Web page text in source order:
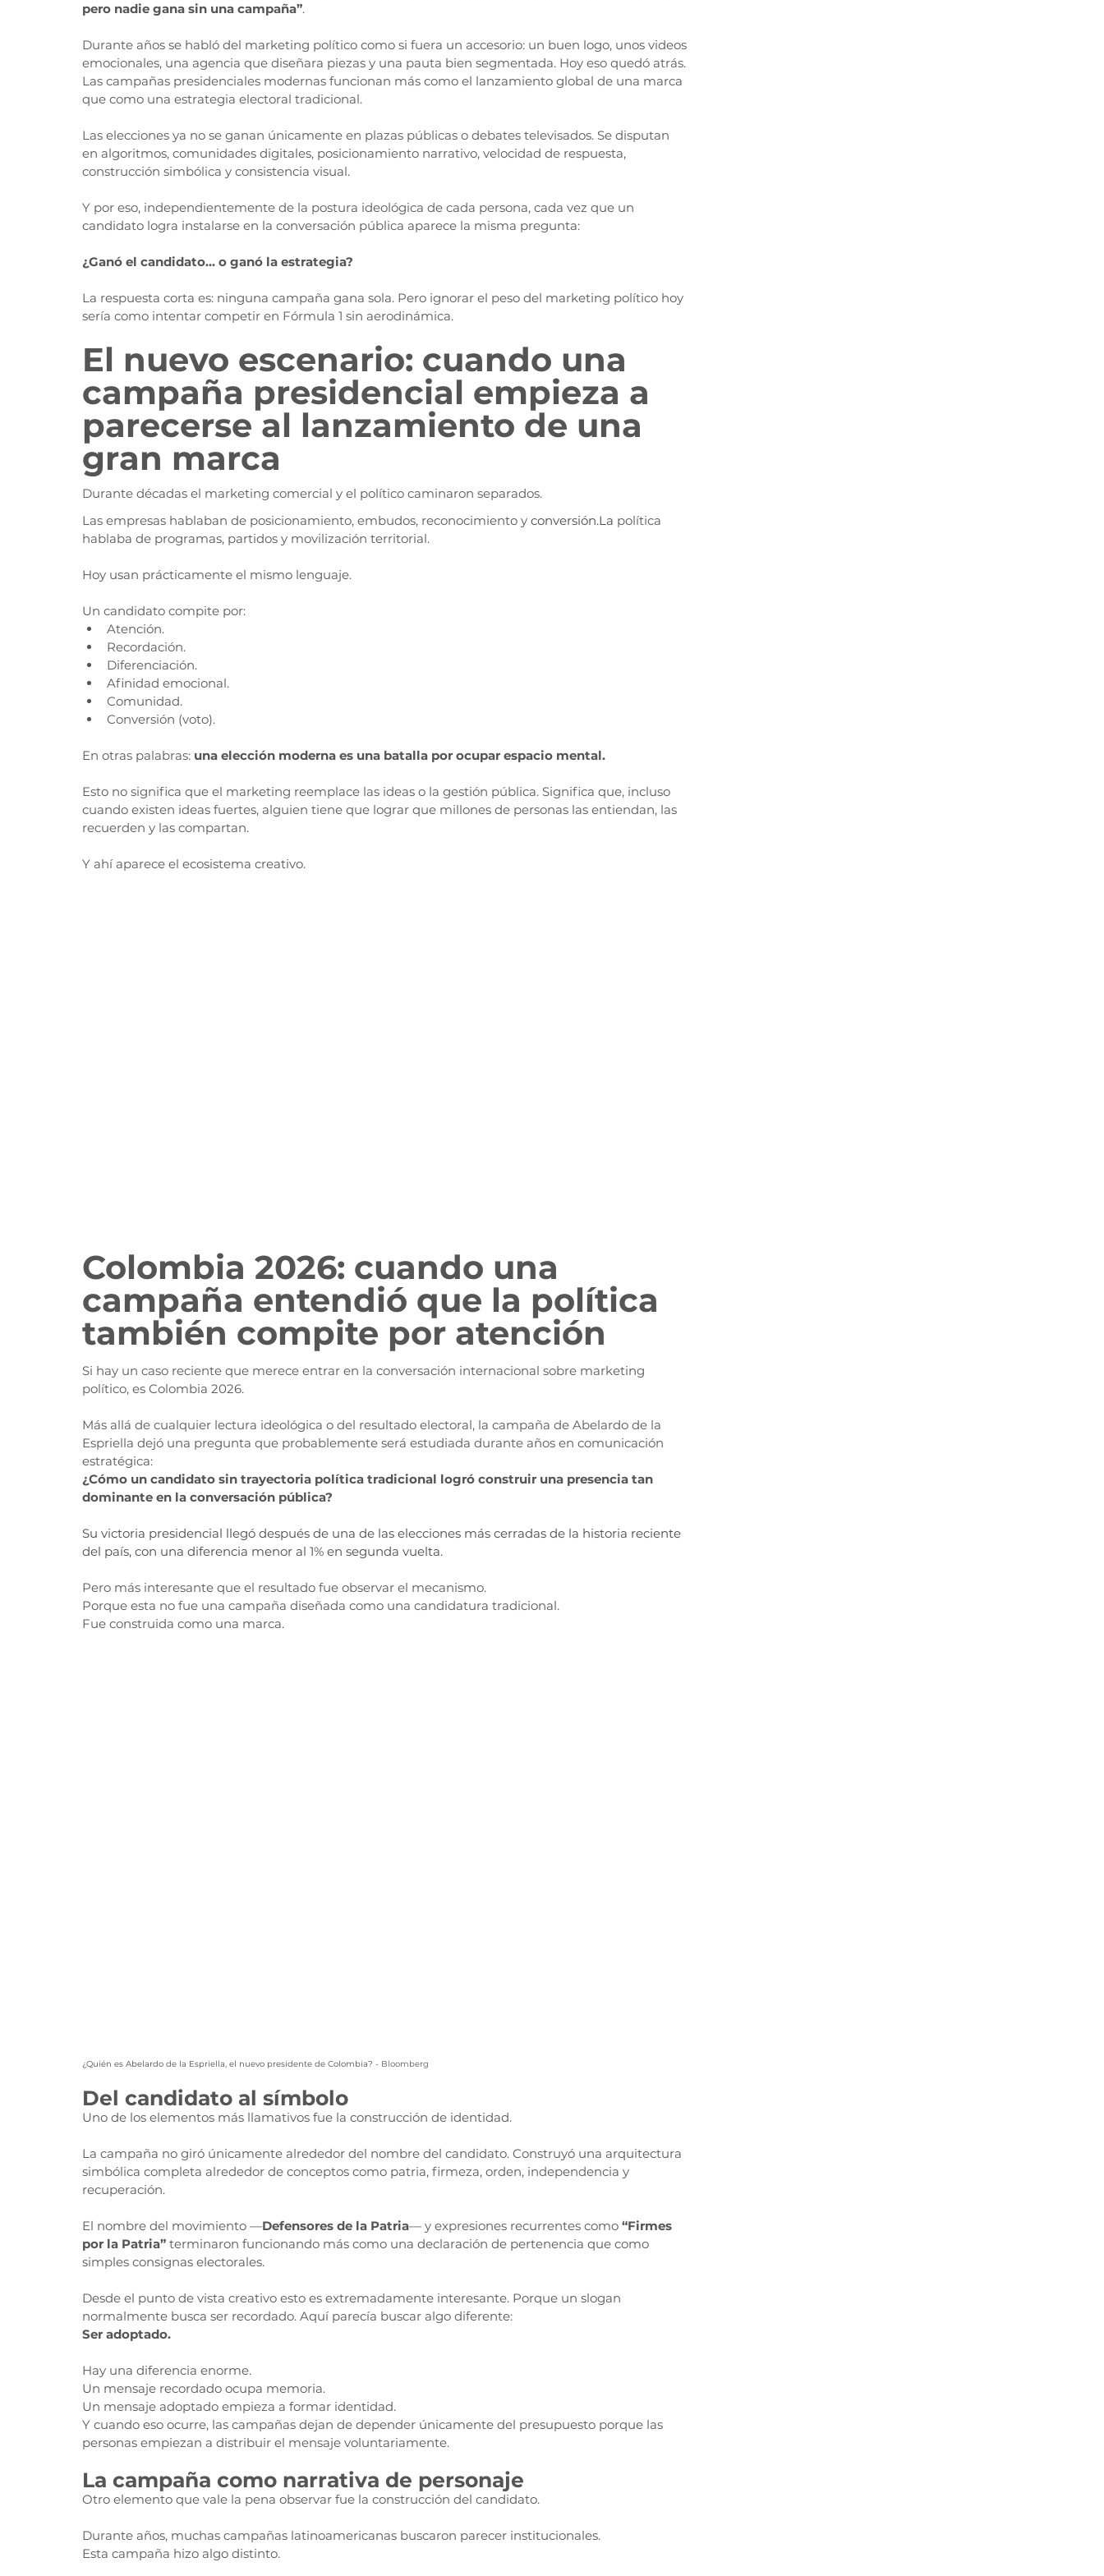
pero nadie gana sin una campaña”.
Durante años se habló del marketing político como si fuera un accesorio: un buen logo, unos videos
emocionales, una agencia que diseñara piezas y una pauta bien segmentada. Hoy eso quedó atrás.
Las campañas presidenciales modernas funcionan más como el lanzamiento global de una marca
que como una estrategia electoral tradicional.
Las elecciones ya no se ganan únicamente en plazas públicas o debates televisados. Se disputan
en algoritmos, comunidades digitales, posicionamiento narrativo, velocidad de respuesta,
construcción simbólica y consistencia visual.
Y por eso, independientemente de la postura ideológica de cada persona, cada vez que un
candidato logra instalarse en la conversación pública aparece la misma pregunta:
¿Ganó el candidato… o ganó la estrategia?
La respuesta corta es: ninguna campaña gana sola. Pero ignorar el peso del marketing político hoy
sería como intentar competir en Fórmula 1 sin aerodinámica.
El nuevo escenario: cuando una
campaña presidencial empieza a
parecerse al lanzamiento de una
gran marca
Durante décadas el marketing comercial y el político caminaron separados.
Las empresas hablaban de posicionamiento, embudos, reconocimiento y conversión.La política
hablaba de programas, partidos y movilización territorial.
Hoy usan prácticamente el mismo lenguaje.
Un candidato compite por:
Atención.
Recordación.
Diferenciación.
Afinidad emocional.
Comunidad.
Conversión (voto).
En otras palabras: una elección moderna es una batalla por ocupar espacio mental.
Esto no significa que el marketing reemplace las ideas o la gestión pública. Significa que, incluso
cuando existen ideas fuertes, alguien tiene que lograr que millones de personas las entiendan, las
recuerden y las compartan.
Y ahí aparece el ecosistema creativo.
Colombia 2026: cuando una
campaña entendió que la política
también compite por atención
Si hay un caso reciente que merece entrar en la conversación internacional sobre marketing
político, es Colombia 2026.
Más allá de cualquier lectura ideológica o del resultado electoral, la campaña de Abelardo de la
Espriella dejó una pregunta que probablemente será estudiada durante años en comunicación
estratégica:
¿Cómo un candidato sin trayectoria política tradicional logró construir una presencia tan
dominante en la conversación pública?
Su victoria presidencial llegó después de una de las elecciones más cerradas de la historia reciente
del país, con una diferencia menor al 1% en segunda vuelta.
Pero más interesante que el resultado fue observar el mecanismo.
Porque esta no fue una campaña diseñada como una candidatura tradicional.
Fue construida como una marca.
¿Quién es Abelardo de la Espriella, el nuevo presidente de Colombia? - Bloomberg
Del candidato al símbolo
Uno de los elementos más llamativos fue la construcción de identidad.
La campaña no giró únicamente alrededor del nombre del candidato. Construyó una arquitectura
simbólica completa alrededor de conceptos como patria, firmeza, orden, independencia y
recuperación.
El nombre del movimiento —Defensores de la Patria— y expresiones recurrentes como “Firmes
por la Patria” terminaron funcionando más como una declaración de pertenencia que como
simples consignas electorales.
Desde el punto de vista creativo esto es extremadamente interesante. Porque un slogan
normalmente busca ser recordado. Aquí parecía buscar algo diferente:
Ser adoptado.
Hay una diferencia enorme.
Un mensaje recordado ocupa memoria.
Un mensaje adoptado empieza a formar identidad.
Y cuando eso ocurre, las campañas dejan de depender únicamente del presupuesto porque las
personas empiezan a distribuir el mensaje voluntariamente.
La campaña como narrativa de personaje
Otro elemento que vale la pena observar fue la construcción del candidato.
Durante años, muchas campañas latinoamericanas buscaron parecer institucionales.
Esta campaña hizo algo distinto.